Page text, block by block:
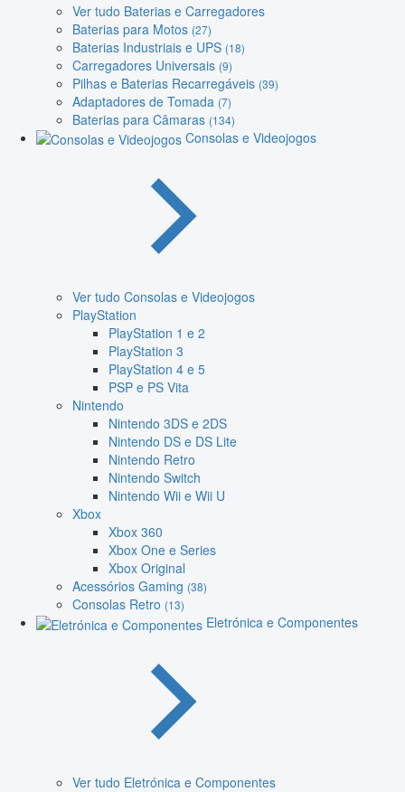
Ver tudo Baterias e Carregadores
Baterias para Motos (27)
Baterias Industriais e UPS (18)
Carregadores Universais (9)
Pilhas e Baterias Recarregáveis (39)
Adaptadores de Tomada (7)
Baterias para Câmaras (134)
Consolas e Videojogos
Ver tudo Consolas e Videojogos
PlayStation
PlayStation 1 e 2
PlayStation 3
PlayStation 4 e 5
PSP e PS Vita
Nintendo
Nintendo 3DS e 2DS
Nintendo DS e DS Lite
Nintendo Retro
Nintendo Switch
Nintendo Wii e Wii U
Xbox
Xbox 360
Xbox One e Series
Xbox Original
Acessórios Gaming (38)
Consolas Retro (13)
Eletrónica e Componentes
Ver tudo Eletrónica e Componentes